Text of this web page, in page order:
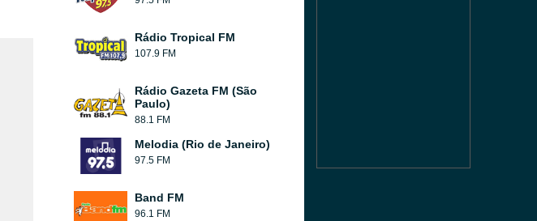
Rádio Tropical FM
107.9 FM
Rádio Gazeta FM (São
Paulo)
88.1 FM
Melodia (Rio de Janeiro)
97.5 FM
Band FM
96.1 FM